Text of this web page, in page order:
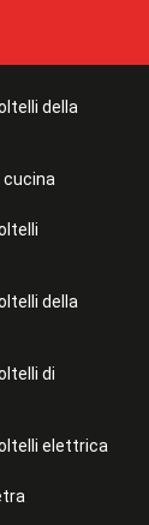
della
della
di
elettrica